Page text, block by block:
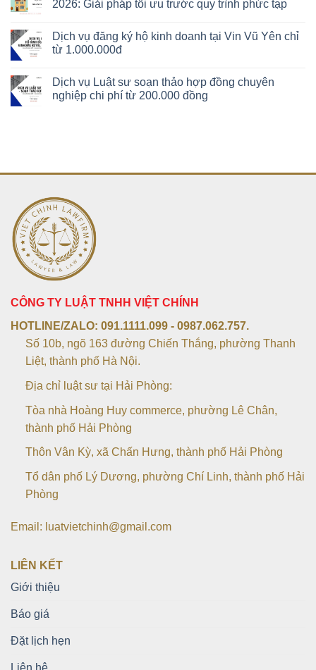
2026: Giải pháp tối ưu trước quy trình phức tạp
Dịch vụ đăng ký hộ kinh doanh tại Vin Vũ Yên chỉ
từ 1.000.000đ
Dịch vụ Luật sư soạn thảo hợp đồng chuyên
nghiệp chi phí từ 200.000 đồng
CÔNG TY LUẬT TNHH VIỆT CHÍNH
HOTLINE/ZALO: 091.1111.099 - 0987.062.757.
Số 10b, ngõ 163 đường Chiến Thắng, phường Thanh
Liệt, thành phố Hà Nội.
Địa chỉ luật sư tại Hải Phòng:
Tòa nhà Hoàng Huy commerce, phường Lê Chân,
thành phố Hải Phòng
Thôn Vân Kỳ, xã Chấn Hưng, thành phố Hải Phòng
Tổ dân phố Lý Dương, phường Chí Linh, thành phố Hải
Phòng
Email: luatvietchinh@gmail.com
LIÊN KẾT
Giới thiệu
Báo giá
Đặt lịch hẹn
Liên hệ